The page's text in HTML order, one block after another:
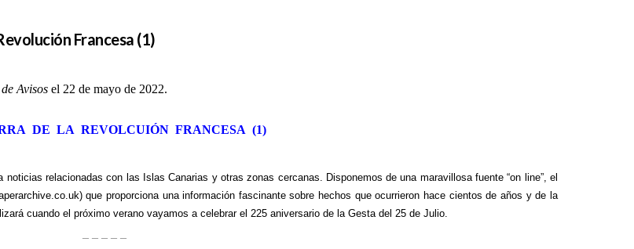
Francesa (1)
Avisos el 22 de mayo de 2022.
DE LA REVOLCUIÓN FRANCESA (1)
relacionadas con las Islas Canarias y otras zonas cercanas. Disponemos de una maravillosa fuente “on line”, el
)que proporciona una información fascinante sobre hechos que ocurrieron hace cientos de años y de la
cuando el próximo verano vayamos a celebrar el 225 aniversario de la Gesta del 25 de Julio.
– – – – –